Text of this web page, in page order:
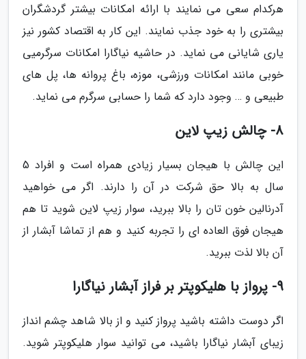
هرکدام سعی می نمایند با ارائه امکانات بیشتر گردشگران
بیشتری را به خود جذب نمایند. این کار به اقتصاد کشور نیز
یاری شایانی می نماید. در حاشیه نیاگارا امکانات سرگرمیی
خوبی مانند امکانات ورزشی، موزه، باغ پروانه ها، پل های
طبیعی و … وجود دارد که شما را حسابی سرگرم می نماید.
8- چالش زیپ لاین
این چالش با هیجان بسیار زیادی همراه است و افراد 5
سال به بالا حق شرکت در آن را دارند. اگر می خواهید
آدرنالین خون تان را بالا ببرید، سوار زیپ لاین شوید تا هم
هیجان فوق العاده ای را تجربه کنید و هم از تماشا آبشار از
آن بالا لذت ببرید.
9- پرواز با هلیکوپتر بر فراز آبشار نیاگارا
اگر دوست داشته باشید پرواز کنید و از بالا شاهد چشم انداز
زیبای آبشار نیاگارا باشید، می توانید سوار هلیکوپتر شوید.